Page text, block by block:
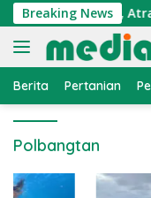
Langsung
ke
konten
Breaking News
Nelayan,
Berita Pertanian
Polbangtan